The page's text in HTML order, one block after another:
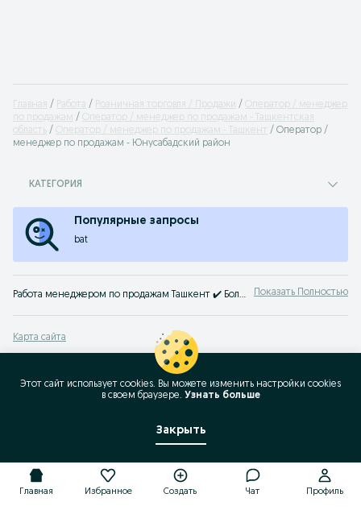
Главная Работа Розничная торговля / Продажи
Оператор / менеджер
по продажам
Оператор / менеджер по продажам - Ташкентская
область
Оператор / менеджер по продажам - Ташкент
Оператор /
менеджер по продажам - Юнусабадский район
КАТЕГОРИЯ
Популярные запросы
bat
Работа менеджером по продажам Ташкент ✔️ Большой выбор вакансий операторов и менеджеров по продаже ⭐ Выбирайте работу в сфере торговли ⮞⮞ OLX.uz Ташкент Показать Полностью
Карта сайта
Карта бизнес-страницы
Популярные запросы
Главная Избранное Создать Чат Профиль
Этот сайт использует cookies. Вы можете изменить настройки cookies
в своeм браузере. Узнать больше
Закрыть